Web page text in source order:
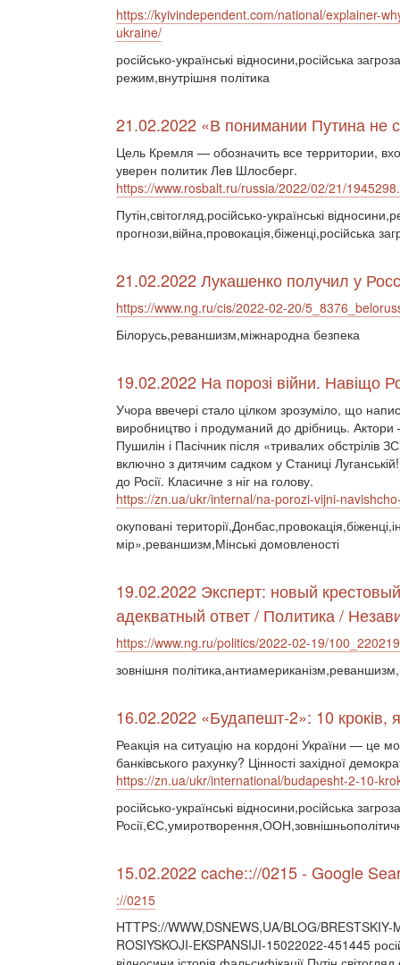
https://kyivindependent.com/national/explainer-
ukraine/
російсько-українські відносини,російська
режим,внутрішня політика
21.02.2022 «В понимании Путина не
Цель Кремля — обозначить все территории,
уверен политик Лев Шлосберг.
https://www.rosbalt.ru/russia/2022/02/21/
Путін,світогляд,російсько-українські
прогнози,війна,провокація,біженці,російська
21.02.2022 Лукашенко получил у
https://www.ng.ru/cis/2022-02-20/
Білорусь,реваншизм,міжнародна безпека
19.02.2022 На порозі війни. Навіщо
Учора ввечері стало цілком зрозуміло, що
виробництво і продуманий до дрібниць.
Пушилін і Пасічник після «тривалих
включно з дитячим садком у Станиці
до Росії. Класичне з ніг на голову.
https://zn.ua/ukr/internal/na-porozi-vijni-
окуповані
мір»,реваншизм,Мінські домовленості
19.02.2022 Эксперт: новый
адекватный ответ / Политика /
https://www.ng.ru/politics/2022-02-19/
зовнішня
16.02.2022 «Будапешт-2»: 10 кроків,
Реакція на ситуацію на кордоні України — це
банківського рахунку? Цінності західної
https://zn.ua/ukr/international/budapesht-2-10-
російсько-українські відносини,російська
15.02.2022 cache:://0215 - Google
://0215
HTTPS://WWW,DSNEWS,UA/BLOG/
ROSIYSKOJI-EKSPANSIJI-15022022-451445